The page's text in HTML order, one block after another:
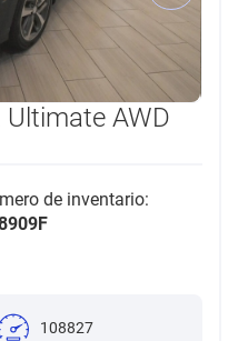
AWD
de inventario:
108827